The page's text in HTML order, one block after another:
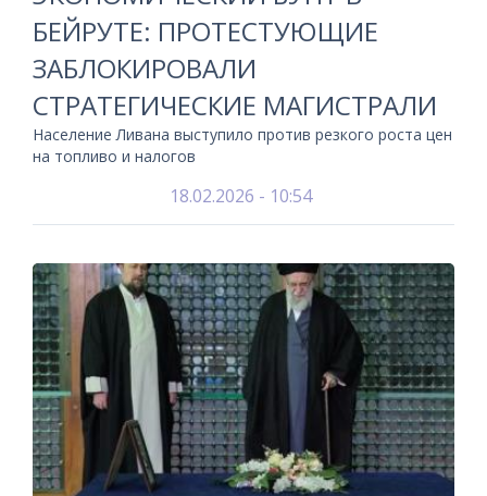
БЕЙРУТЕ: ПРОТЕСТУЮЩИЕ
ЗАБЛОКИРОВАЛИ
СТРАТЕГИЧЕСКИЕ МАГИСТРАЛИ
Население Ливана выступило против резкого роста цен
на топливо и налогов
18.02.2026 - 10:54